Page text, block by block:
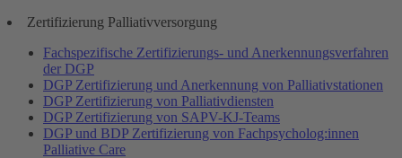
Zertifizierung Palliativversorgung
Fachspezifische Zertifizierungs- und Anerkennungsverfahren
der DGP
DGP Zertifizierung und Anerkennung von Palliativstationen
DGP Zertifizierung von Palliativdiensten
DGP Zertifizierung von SAPV-KJ-Teams
DGP und BDP Zertifizierung von Fachpsycholog:innen
Palliative Care